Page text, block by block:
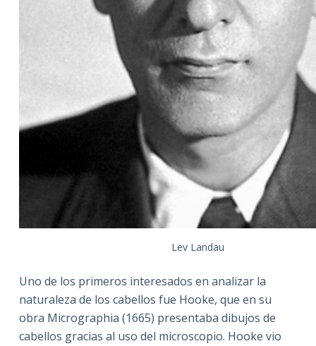
Lev Landau
Uno de los primeros interesados en analizar la
naturaleza de los cabellos fue Hooke, que en su
obra Micrographia (1665) presentaba dibujos de
cabellos gracias al uso del microscopio. Hooke vio